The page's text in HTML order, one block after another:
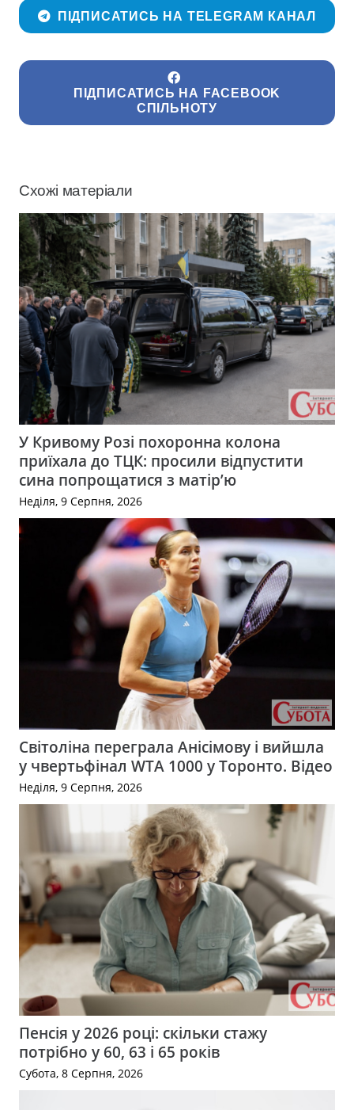
ПІДПИСАТИСЬ НА TELEGRAM КАНАЛ
ПІДПИСАТИСЬ НА FACEBOOK
СПІЛЬНОТУ
Схожі матеріали
У Кривому Розі похоронна колона
приїхала до ТЦК: просили відпустити
сина попрощатися з матір’ю
Неділя, 9 Серпня, 2026
Світоліна переграла Анісімову і вийшла
у чвертьфінал WTA 1000 у Торонто. Відео
Неділя, 9 Серпня, 2026
Пенсія у 2026 році: скільки стажу
потрібно у 60, 63 і 65 років
Субота, 8 Серпня, 2026